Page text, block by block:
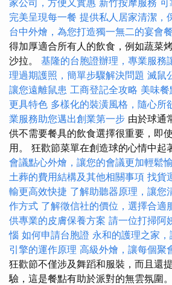
家公司，方便又實惠 新竹按摩服務 可
完美呈現每一餐 提供私人居家清潔，
台中外燴，為您打造獨一無二的宴會
得加厚適合所有人的飲食，例如蔬菜
沙拉。 基隆的台胞證辦理，專業服務
理過期護照，簡單步驟解決問題 滅鼠
讓您遠離鼠患 工商登記全攻略 美味
更具特色 多樣化的裝潢風格，隨心所
業服務助您邁出創業第一步 由於球通
供不需要餐具的飲食選擇很重要，即
用。 狂歡節菜單在創造球的心情中起
會議點心外燴，讓您的會議更加輕鬆
土葬的費用結構及其他相關事項 找貨
輸更高效快捷 了解助聽器原理，讓您
作方式 了解徵信社的價位，選擇合適
供專業的皮膚保養方案 請一位打掃阿
惱 如何申請台胞證 永和的護理之家
引擎的運作原理 高級外燴，讓每個聚
狂歡節不僅涉及舞蹈和服裝，而且還
驗，這是餐點有助於派對的無雲氛圍。